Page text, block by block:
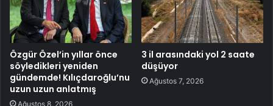
Özgür Özel’in yıllar önce
söyledikleri yeniden
gündemde! Kılıçdaroğlu’nu
uzun uzun anlatmış
Ağustos 8, 2026
3 il arasındaki yol 2 saate
düşüyor
Ağustos 7, 2026